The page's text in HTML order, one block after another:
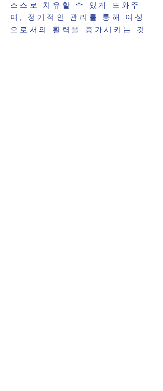
스스로 치유할 수 있게 도와주
며, 정기적인 관리를 통해 여성
으로서의 활력을 증가시키는 것